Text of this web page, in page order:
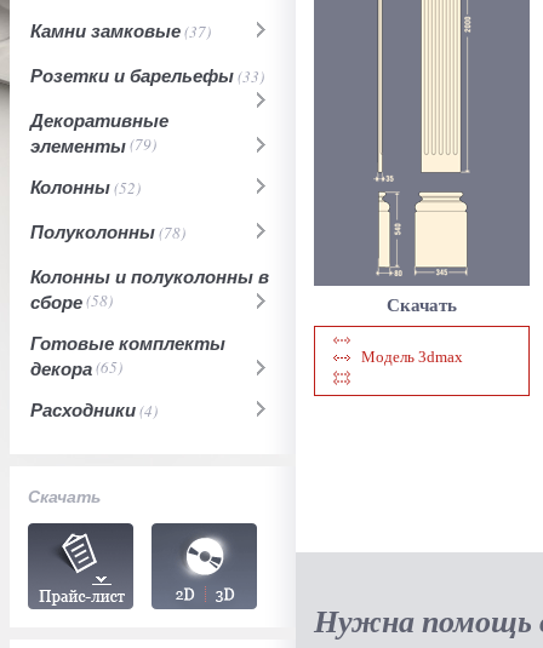
Камни замковые(37)
Розетки и барельефы(33)
Декоративные
элементы(79)
Колонны(52)
Полуколонны(78)
Колонны и полуколонны в
сборе(58)
Готовые комплекты
декора(65)
Расходники(4)
Скачать
Скачать
Модель 3dmax
Нужна помощь